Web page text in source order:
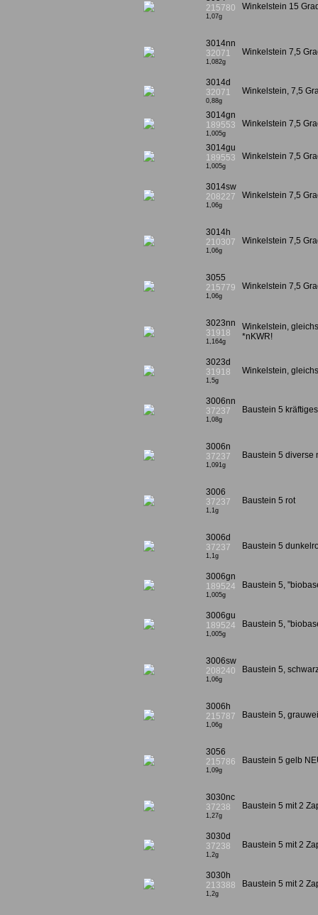
215780
1,07g
Winkelstein 15
3014nn
32071
1,082g
Winkelstein 7,5
3014d
32071
0,88g
Winkelstein, 7,5
3014gn
189553
1,005g
Winkelstein 7,5
3014gu
189553
1,005g
Winkelstein 7,5
3014sw
208227
1,06g
Winkelstein 7,5
3014h
210307
1,06g
Winkelstein 7,5
3055
215779
1,06g
Winkelstein 7,5
3023nn
31918
1,164g
Winkelstein,
*nKWR!
3023d
31918
1,5g
Winkelstein,
3006nn
37237
1,08g
Baustein 5
3006n
37237
1,091g
Baustein 5 diverse
3006
37237
1,1g
Baustein 5 rot
3006d
37237
1,1g
Baustein 5
3006gn
189524
1,005g
Baustein 5,
3006gu
189524
1,005g
Baustein 5,
3006sw
208240
1,06g
Baustein 5,
3006h
215787
1,06g
Baustein 5,
3056
215786
1,09g
Baustein 5 gelb
3030nc
37238
1,27g
Baustein 5 mit 2
3030d
37238
1,2g
Baustein 5 mit 2
3030h
213388
1,2g
Baustein 5 mit 2